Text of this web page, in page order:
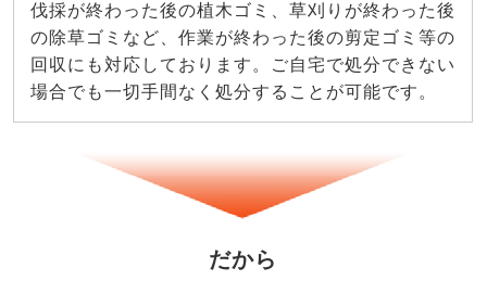
伐採が終わった後の植木ゴミ、草刈りが終わった後
の除草ゴミなど、作業が終わった後の剪定ゴミ等の
回収にも対応しております。ご自宅で処分できない
場合でも一切手間なく処分することが可能です。
だから